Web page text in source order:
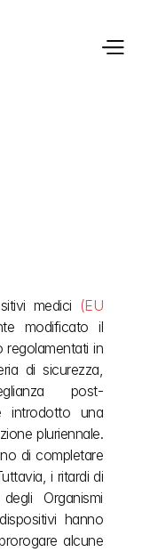
medici (EU
modificato il
in
di sicurezza,
post-
introdotto una
pluriennale.
di completare
i ritardi di
Organismi
hanno
alcune